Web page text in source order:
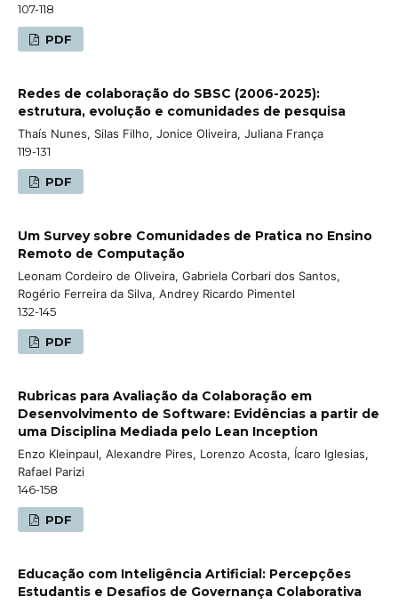
107-118
PDF
Redes de colaboração do SBSC (2006-2025):
estrutura, evolução e comunidades de pesquisa
Thaís Nunes, Silas Filho, Jonice Oliveira, Juliana França
119-131
PDF
Um Survey sobre Comunidades de Pratica no Ensino
Remoto de Computação
Leonam Cordeiro de Oliveira, Gabriela Corbari dos Santos,
Rogério Ferreira da Silva, Andrey Ricardo Pimentel
132-145
PDF
Rubricas para Avaliação da Colaboração em
Desenvolvimento de Software: Evidências a partir de
uma Disciplina Mediada pelo Lean Inception
Enzo Kleinpaul, Alexandre Pires, Lorenzo Acosta, Ícaro Iglesias,
Rafael Parizi
146-158
PDF
Educação com Inteligência Artificial: Percepções
Estudantis e Desafios de Governança Colaborativa